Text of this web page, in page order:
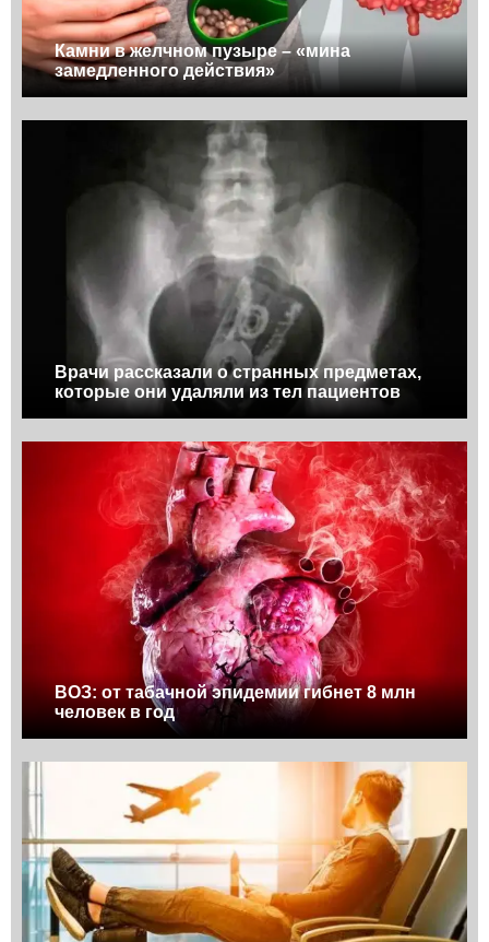
Камни в желчном пузыре – «мина
замедленного действия»
Врачи рассказали о странных предметах,
которые они удаляли из тел пациентов
ВОЗ: от табачной эпидемии гибнет 8 млн
человек в год